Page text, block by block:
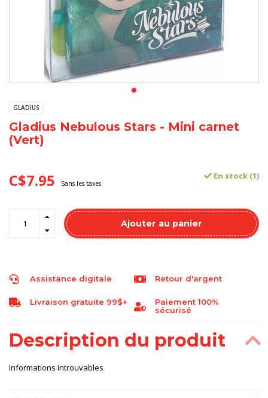
GLADIUS
Gladius Nebulous Stars - Mini carnet
(Vert)
C$7.95 Sans les taxes
En stock (1)
Ajouter au panier
Assistance digitale Retour d'argent
Livraison gratuite 99$+
Paiement 100%
sécurisé
Description du produit
Informations introuvables